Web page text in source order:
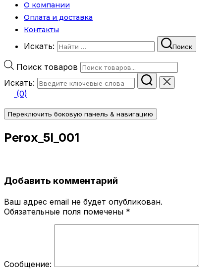
О компании
Оплата и доставка
Контакты
Искать: Поиск
Поиск товаров
Искать:
(0)
Переключить боковую панель & навигацию
Perox_5l_001
Добавить комментарий
Ваш адрес email не будет опубликован.
Обязательные поля помечены *
Сообщение: